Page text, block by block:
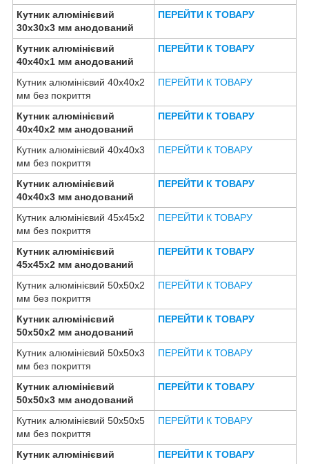
Кутник алюмінієвий
30х30х3 мм анодований
ПЕРЕЙТИ К ТОВАРУ
Кутник алюмінієвий
40х40х1 мм анодований
ПЕРЕЙТИ К ТОВАРУ
Кутник алюмінієвий 40х40х2
мм без покриття
ПЕРЕЙТИ К ТОВАРУ
Кутник алюмінієвий
40х40х2 мм анодований
ПЕРЕЙТИ К ТОВАРУ
Кутник алюмінієвий 40х40х3
мм без покриття
ПЕРЕЙТИ К ТОВАРУ
Кутник алюмінієвий
40х40х3 мм анодований
ПЕРЕЙТИ К ТОВАРУ
Кутник алюмінієвий 45х45х2
мм без покриття
ПЕРЕЙТИ К ТОВАРУ
Кутник алюмінієвий
45х45х2 мм анодований
ПЕРЕЙТИ К ТОВАРУ
Кутник алюмінієвий 50х50х2
мм без покриття
ПЕРЕЙТИ К ТОВАРУ
Кутник алюмінієвий
50х50х2 мм анодований
ПЕРЕЙТИ К ТОВАРУ
Кутник алюмінієвий 50х50х3
мм без покриття
ПЕРЕЙТИ К ТОВАРУ
Кутник алюмінієвий
50х50х3 мм анодований
ПЕРЕЙТИ К ТОВАРУ
Кутник алюмінієвий 50х50х5
мм без покриття
ПЕРЕЙТИ К ТОВАРУ
Кутник алюмінієвий
ПЕРЕЙТИ К ТОВАРУ